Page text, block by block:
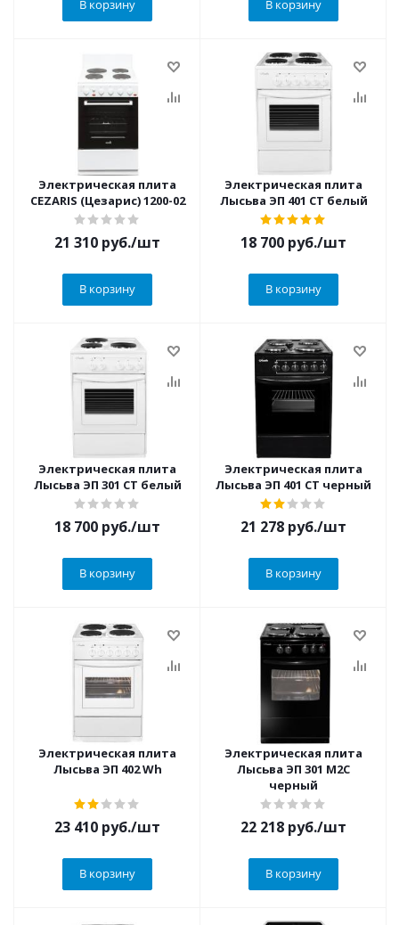
В корзину В корзину
Электрическая плита
CEZARIS (Цезарис) 1200-02
21 310 руб./шт
В корзину
Электрическая плита
Лысьва ЭП 401 СТ белый
18 700 руб./шт
В корзину
Электрическая плита
Лысьва ЭП 301 СТ белый
18 700 руб./шт
В корзину
Электрическая плита
Лысьва ЭП 401 СТ черный
21 278 руб./шт
В корзину
Электрическая плита
Лысьва ЭП 402 Wh
23 410 руб./шт
В корзину
Электрическая плита
Лысьва ЭП 301 М2С
черный
22 218 руб./шт
В корзину